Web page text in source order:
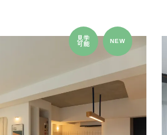
見学
可能
NEW